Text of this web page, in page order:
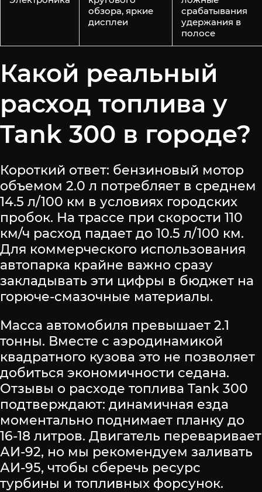
обзора, яркие
дисплеи
срабатывания
удержания в
полосе
Какой реальный
расход топлива у
Tank 300 в городе?
Короткий ответ: бензиновый мотор
объемом 2.0 л потребляет в среднем
14.5 л/100 км в условиях городских
пробок. На трассе при скорости 110
км/ч расход падает до 10.5 л/100 км.
Для коммерческого использования
автопарка крайне важно сразу
закладывать эти цифры в бюджет на
горюче-смазочные материалы.
Масса автомобиля превышает 2.1
тонны. Вместе с аэродинамикой
квадратного кузова это не позволяет
добиться экономичности седана.
Отзывы о расходе топлива Tank 300
подтверждают: динамичная езда
моментально поднимает планку до
16-18 литров. Двигатель переваривает
АИ-92, но мы рекомендуем заливать
АИ-95, чтобы сберечь ресурс
турбины и топливных форсунок.